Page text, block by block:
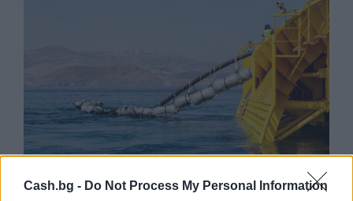
Cash.bg - Do Not Process My Personal Information